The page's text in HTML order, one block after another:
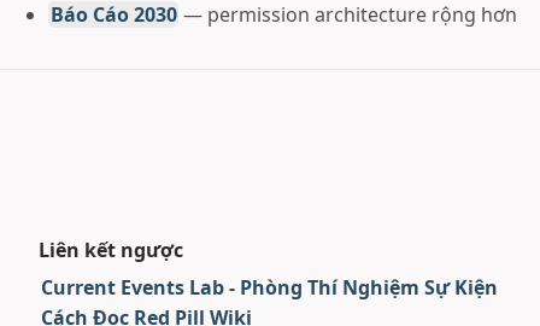
Báo Cáo 2030 — permission architecture rộng hơn
Liên kết ngược
Current Events Lab - Phòng Thí Nghiệm Sự Kiện
Cách Đọc Red Pill Wiki